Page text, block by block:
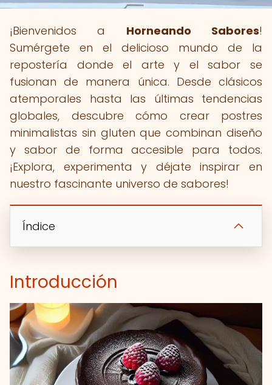
¡Bienvenidos a Horneando Sabores!
Sumérgete en el delicioso mundo de la
repostería donde el arte y el sabor se
fusionan de manera única. Desde clásicos
atemporales hasta las últimas tendencias
globales, descubre cómo crear postres
minimalistas sin gluten que combinan diseño
y sabor de forma accesible para todos.
¡Explora, experimenta y déjate inspirar en
nuestro fascinante universo de sabores!
Índice
Introducción